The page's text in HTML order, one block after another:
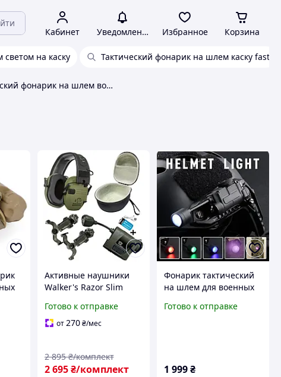
Кабинет Уведомления Избранное Корзина
на каску Тактический фонарик на шлем каску fast
Тактический фонарик на шлем военный
II
Активные наушники
Walker's Razor Slim
тактический фонарик
на шлем + защитный
Готово к отправке
от270 ₴/мес
2 695 ₴/комплект
2 895 ₴/комплект
Фонарик тактический
на шлем для военных
ламп + IFF-маяк,
Готово к отправке
1 999₴